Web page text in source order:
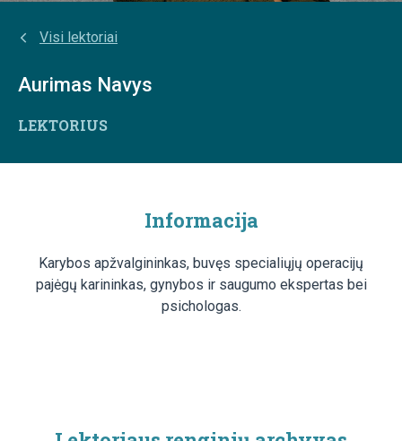
Visi lektoriai
Aurimas Navys
LEKTORIUS
Informacija
Karybos apžvalgininkas, buvęs specialiųjų operacijų
pajėgų karininkas, gynybos ir saugumo ekspertas bei
psichologas.